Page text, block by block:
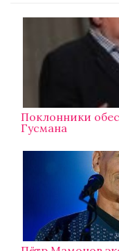
Поклонники
Гусмана